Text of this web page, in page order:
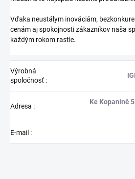
Vďaka neustálym inováciám,
cenám aj spokojnosti zákazníkov naša
každým rokom rastie.
Výrobná
spoločnosť:
Adresa :
Ke Kopanině
E-mail :